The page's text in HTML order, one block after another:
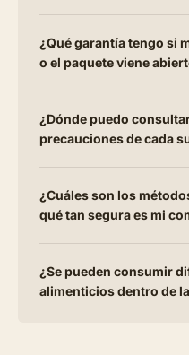
¿Qué garantía tengo si
o el paquete viene
¿Dónde puedo
precauciones de cada
¿Cuáles son los
qué tan segura es mi
¿Se pueden consumir
alimenticios dentro de